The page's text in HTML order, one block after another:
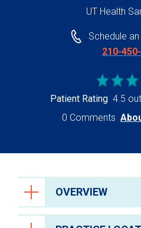
UT Health
Schedule
210-
Patient Rating 4.5
0 Comments
OVERVIEW